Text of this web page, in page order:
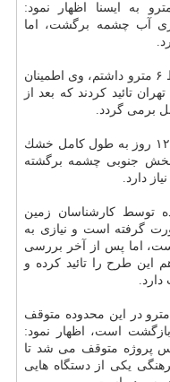
زمان تعهد مسئولان خط ۶ مترو به ایسنا اظهار نمود:
اردیبهشت قدری آب چشمه برگشت، اما
او ادامه داد: در صحبتی كه با مسئول خط ۶ مترو داشتم، وی اطمینان
تائید كردند كه بعد از
برمی گردد.
وی با بیان این كه آب چشمه علی حدود ۱۲ روز به طول كامل خشك
بخش جنوبی چشمه برگشته
دارد.
توسط كارشناسان زمین
گرفته است و نیازی به
اما پس از آخر بررسی
این طرح را تائید كرده و
در این محدوده متوقف
است، اظهار نمود:
پروژه متوقف می شد تا
یكی از دستگاه هایی